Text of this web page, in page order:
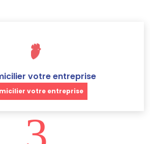
votre entreprise
votre entreprise